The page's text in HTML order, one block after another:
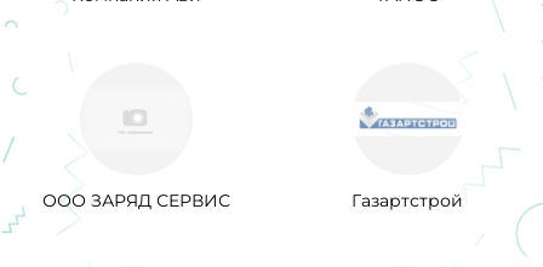
ООО ЗАРЯД СЕРВИС Газартстрой